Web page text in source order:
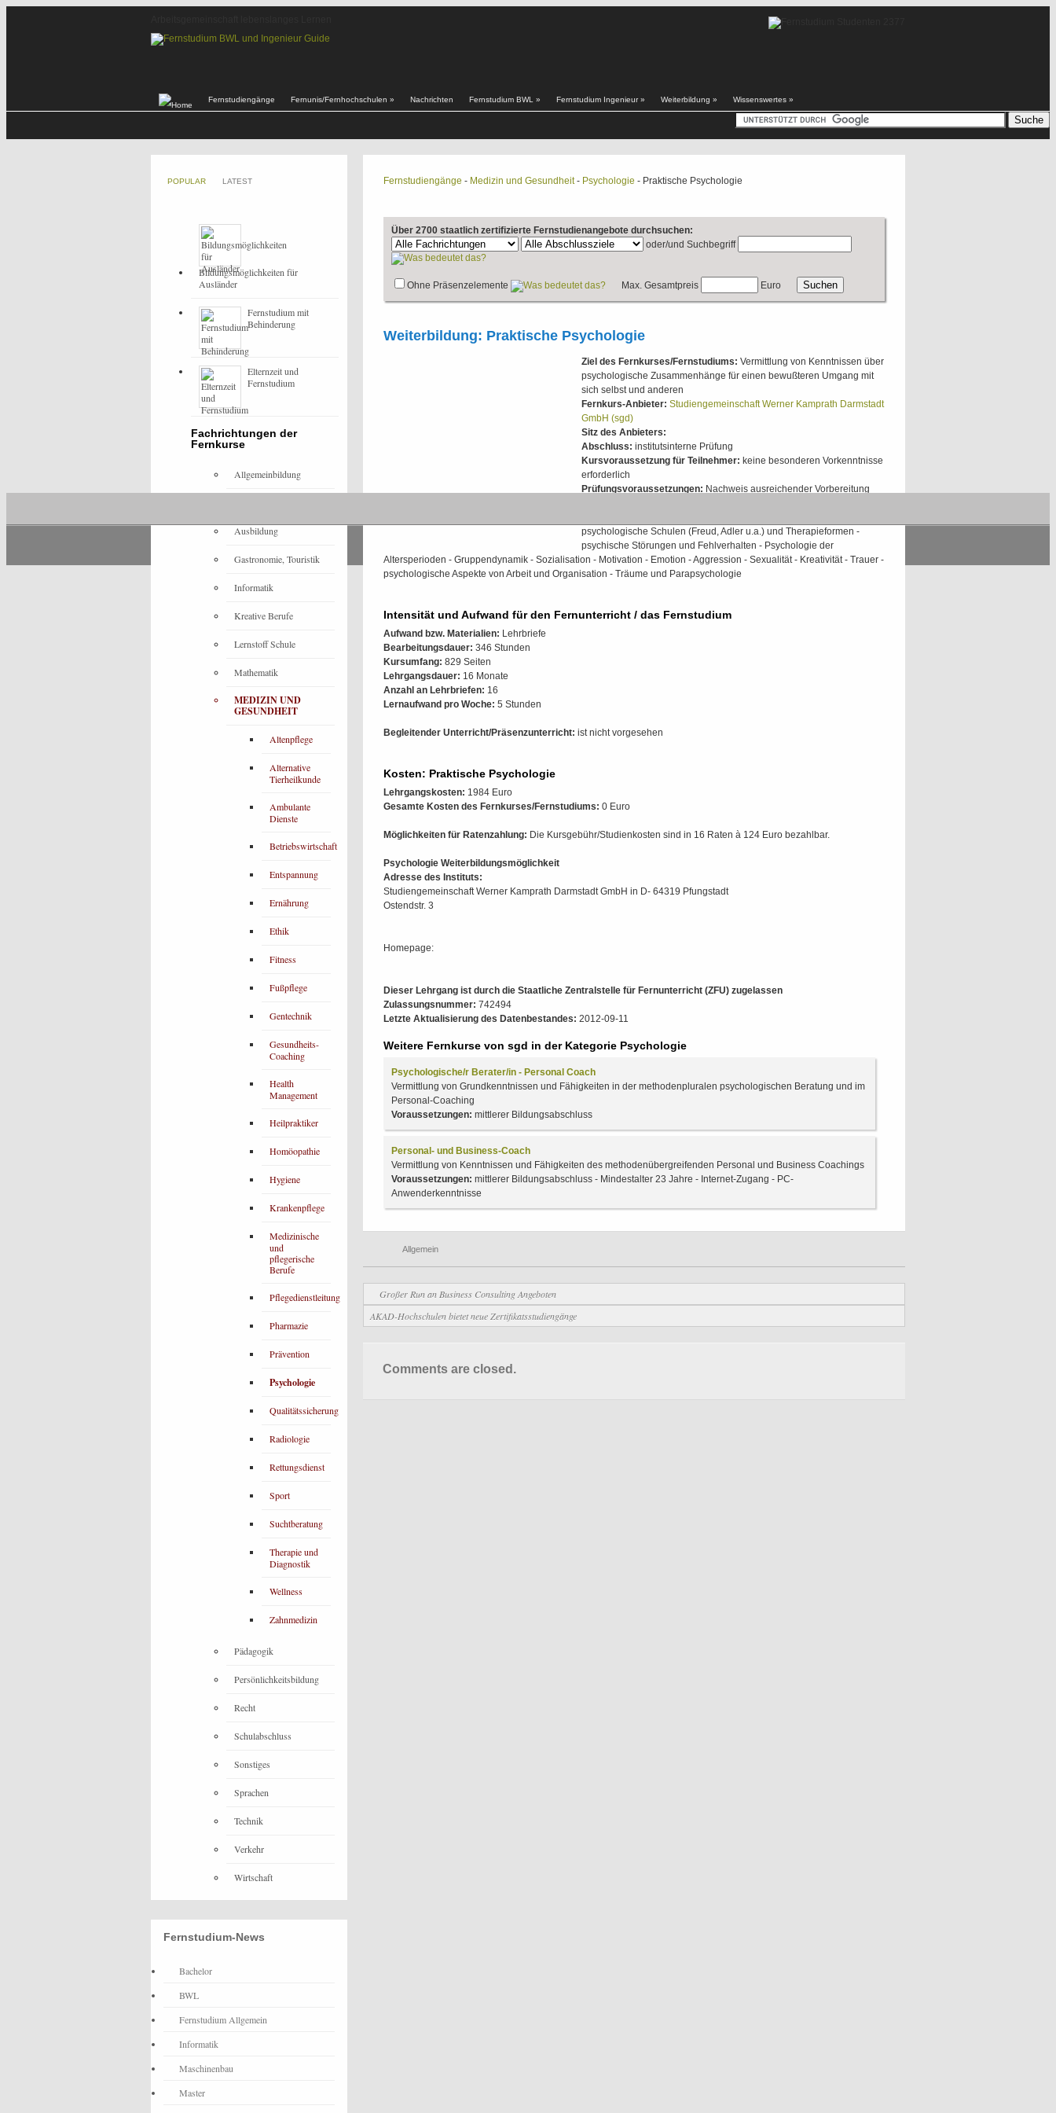
Fernstudiengänge Fernunis/Fernhochschulen » Nachrichten Fernstudium BWL » Fernstudium Ingenieur» Weiterbildung » Wissenswertes »
Fernstudiengänge - Medizin und Gesundheit- Psychologie - Praktische Psychologie
Über 2700 staatlich zertifizierte Fernstudienangebote durchsuchen:
oder/und Suchbegriff
Ohne Präsenzelemente Max. Gesamtpreis Euro
Weiterbildung: Praktische Psychologie
Ziel des Fernkurses/Fernstudiums: Vermittlung von Kenntnissen über
psychologische Zusammenhänge für einen bewußteren Umgang mit
sich selbst und anderen
Fernkurs-Anbieter: Studiengemeinschaft Werner Kamprath Darmstadt
GmbH (sgd)
Sitz des Anbieters:
Abschluss: institutsinterne Prüfung
Kursvoraussetzung für Teilnehmer: keine besonderen Vorkenntnisse
erforderlich
Prüfungsvoraussetzungen: Nachweis ausreichender Vorbereitung
psychologische Schulen (Freud, Adler u.a.) und Therapieformen -
psychische Störungen und Fehlverhalten - Psychologie der
Altersperioden - Gruppendynamik - Sozialisation - Motivation - Emotion - Aggression - Sexualität - Kreativität - Trauer -
psychologische Aspekte von Arbeit und Organisation - Träume und Parapsychologie
Intensität und Aufwand für den Fernunterricht / das Fernstudium
Aufwand bzw. Materialien: Lehrbriefe
Bearbeitungsdauer: 346 Stunden
Kursumfang: 829 Seiten
Lehrgangsdauer: 16 Monate
Anzahl an Lehrbriefen: 16
Lernaufwand pro Woche: 5 Stunden
Begleitender Unterricht/Präsenzunterricht: ist nicht vorgesehen
Kosten: Praktische Psychologie
Lehrgangskosten: 1984 Euro
Gesamte Kosten des Fernkurses/Fernstudiums: 0 Euro
Möglichkeiten für Ratenzahlung: Die Kursgebühr/Studienkosten sind in 16 Raten à 124 Euro bezahlbar.
Psychologie Weiterbildungsmöglichkeit
Adresse des Instituts:
Studiengemeinschaft Werner Kamprath Darmstadt GmbH in D- 64319 Pfungstadt
Ostendstr. 3
Homepage:
Dieser Lehrgang ist durch die Staatliche Zentralstelle für Fernunterricht (ZFU) zugelassen
Zulassungsnummer: 742494
Letzte Aktualisierung des Datenbestandes: 2012-09-11
Weitere Fernkurse von sgd in der Kategorie Psychologie
Psychologische/r Berater/in - Personal Coach
Vermittlung von Grundkenntnissen und Fähigkeiten in der methodenpluralen psychologischen Beratung und im
Personal-Coaching
Voraussetzungen: mittlerer Bildungsabschluss
Personal- und Business-Coach
Vermittlung von Kenntnissen und Fähigkeiten des methodenübergreifenden Personal und Business Coachings
Voraussetzungen: mittlerer Bildungsabschluss - Mindestalter 23 Jahre - Internet-Zugang - PC-
Anwenderkenntnisse
Allgemein
Großer Run an Business Consulting Angeboten
AKAD-Hochschulen bietet neue Zertifikatsstudiengänge
Comments are closed.
POPULAR LATEST
Bildungsmöglichkeiten für
Ausländer
Fernstudium mit
Behinderung
Elternzeit und
Fernstudium
Fachrichtungen der
Fernkurse
Allgemeinbildung
Ausbildung
Gastronomie, Touristik
Informatik
Kreative Berufe
Lernstoff Schule
Mathematik
MEDIZIN UND
GESUNDHEIT
Altenpflege
Alternative
Tierheilkunde
Ambulante
Dienste
Betriebswirtschaft
Entspannung
Ernährung
Ethik
Fitness
Fußpflege
Gentechnik
Gesundheits-
Coaching
Health
Management
Heilpraktiker
Homöopathie
Hygiene
Krankenpflege
Medizinische
und
pflegerische
Berufe
Pflegedienstleitung
Pharmazie
Prävention
Psychologie
Qualitätssicherung
Radiologie
Rettungsdienst
Sport
Suchtberatung
Therapie und
Diagnostik
Wellness
Zahnmedizin
Pädagogik
Persönlichkeitsbildung
Recht
Schulabschluss
Sonstiges
Sprachen
Technik
Verkehr
Wirtschaft
Fernstudium-News
Bachelor
BWL
Fernstudium Allgemein
Informatik
Maschinenbau
Master